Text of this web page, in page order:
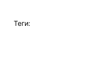
Теги: